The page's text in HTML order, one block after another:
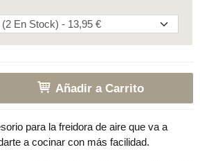
Añadir a Carrito
para la freidora de aire que va a
a cocinar con más facilidad.